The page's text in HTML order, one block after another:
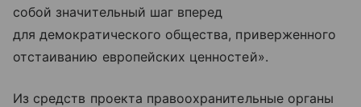
собой значительный шаг вперед
для демократического общества, приверженного
отстаиванию европейских ценностей».
Из средств проекта правоохранительные органы